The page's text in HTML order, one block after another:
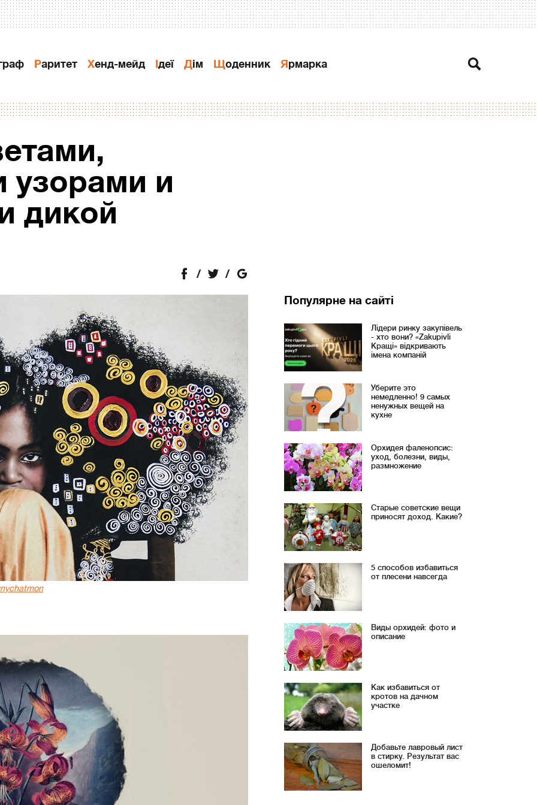
Раритет Хенд-мейд Ідеї Дiм Щоденник Ярмарка
узорами и
дикой
Популярне на сайті
Лідери ринку закупівель
- хто вони? «Zakupivli
Кращі» відкривають
імена компаній
Уберите это
немедленно! 9 самых
ненужных вещей на
кухне
Орхидея фаленопсис:
уход, болезни, виды,
размножение
Старые советские вещи
приносят доход. Какие?
5 способов избавиться
от плесени навсегда
Виды орхидей: фото и
описание
Как избавиться от
кротов на дачном
участке
Добавьте лавровый лист
в стирку. Результат вас
ошеломит!